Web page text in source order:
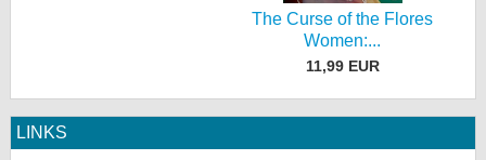
The Curse of the Flores
Women:...
11,99 EUR
LINKS